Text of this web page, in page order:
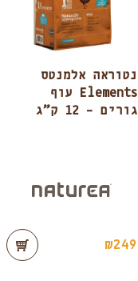
נטוראה אלמנטס
Elements עוף
גורים – 12 ק”ג
₪249